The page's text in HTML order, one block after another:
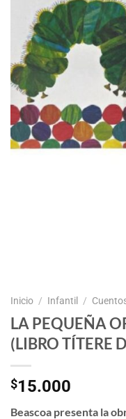
Inicio / Infantil /
LA PEQUEÑA
(LIBRO TÍTERE
$15.000
Beascoa presenta la